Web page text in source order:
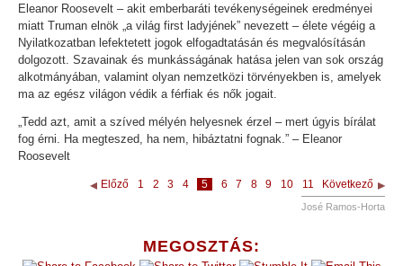
MEGOSZTÁS:
Eleanor Roosevelt – akit emberbaráti tevékenységeinek eredményei
miatt Truman elnök „a világ first ladyjének” nevezett – élete végéig a
Nyilatkozatban lefektetett jogok elfogadtatásán és megvalósításán
dolgozott. Szavainak és munkásságának hatása jelen van sok ország
alkotmányában, valamint olyan nemzetközi törvényekben is, amelyek
ma az egész világon védik a férfiak és nők jogait.
„Tedd azt, amit a szíved mélyén helyesnek érzel – mert úgyis bírálat
fog érni. Ha megteszed, ha nem, hibáztatni fognak.” – Eleanor
Roosevelt
Előző 1 2 3 4 5 6 7 8 9 10 11 Következő
José Ramos-Horta